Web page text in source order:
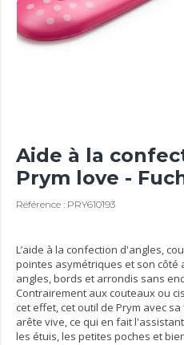
Aide à la
Prym love -
Référence : PRY610193
L’aide à la confection d'angles,
pointes asymétriques et son
angles, bords et arrondis sans
Contrairement aux couteaux ou
cet effet, cet outil de Prym avec
arête vive, ce qui en fait
les étuis, les petites poches et